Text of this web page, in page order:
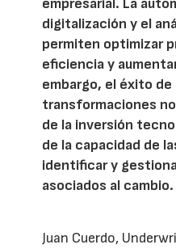
empresarial. La
digitalización y el
permiten optimizar
eficiencia y
embargo, el éxito
transformaciones
de la inversión
de la capacidad de
identificar y
asociados al cambio.
Juan Cuerdo,